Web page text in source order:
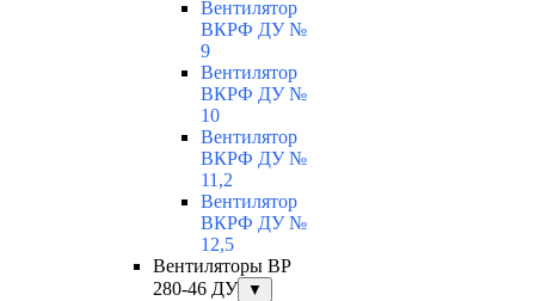
Вентилятор
ВКРФ ДУ №
9
Вентилятор
ВКРФ ДУ №
10
Вентилятор
ВКРФ ДУ №
11,2
Вентилятор
ВКРФ ДУ №
12,5
Вентиляторы ВР
280-46 ДУ
▼